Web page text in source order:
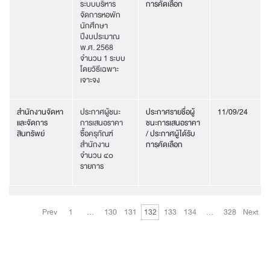
ระบบบริหาร
จัดการหอพัก
นักศึกษา
ปีงบประมาณ
พ.ศ. 2568
จำนวน 1 ระบบ
โดยวิธีเฉพาะ
เจาะจง
การคัดเลือก
สำนักงานจัดหา
และจัดการ
สินทรัพย์
ประกาศผู้ชนะ
การเสนอราคา
ซื้อครุภัณฑ์
สำนักงาน
จำนวน ๔๐
รายการ
ประกาศรายชื่อผู้
ชนะการเสนอราคา
/ ประกาศผู้ได้รับ
การคัดเลือก
11/09/24
Prev 1 … 130 131 132 133 134 … 328 Next